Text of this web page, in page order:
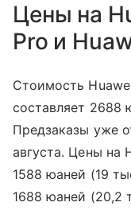
Цены на
Pro и
Стоимость
составляет 2688
Предзаказы уже
августа. Цены на
1588 юаней (19
1688 юаней (20,2